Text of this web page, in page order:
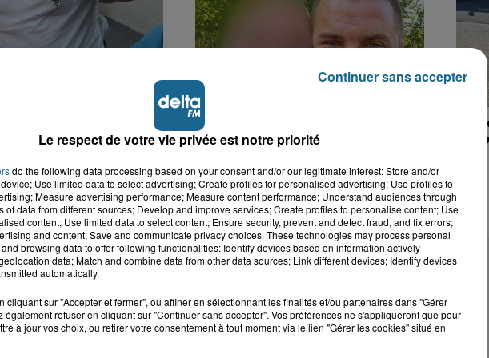
s'en est allé
Disparition inquiétante à
Cappelle-la-Grande : Michael,
le
Le respect de votre vie privée est notre priorité
do the following data processing based on your consent and/or our legitimate interest: Store and/or
Use limited data to select advertising; Create profiles for personalised advertising; Use profiles to
Measure advertising performance; Measure content performance; Understand audiences through
of data from different sources; Develop and improve services; Create profiles to personalise content; Use
content; Use limited data to select content; Ensure security, prevent and detect fraud, and fix errors;
and content; Save and communicate privacy choices. These technologies may process personal
browsing data to offer following functionalities: Identify devices based on information actively
data; Match and combine data from other data sources; Link different devices; Identify devices
automatically.
cliquant sur "Accepter et fermer", ou affiner en sélectionnant les finalités et/ou partenaires dans "Gérer
également refuser en cliquant sur "Continuer sans accepter". Vos préférences ne s'appliqueront que pour
à jour vos choix, ou retirer votre consentement à tout moment via le lien "Gérer les cookies" situé en
Continuer sans accepter